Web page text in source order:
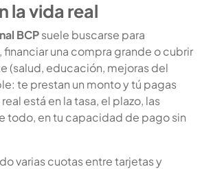
la vida real
BCPsuele buscarse para
una compra grande o cubrir
(salud, educación, mejoras del
te prestan un monto y tú pagas
está en la tasa, el plazo, las
todo, en tu capacidad de pago sin
varias cuotas entre tarjetas y